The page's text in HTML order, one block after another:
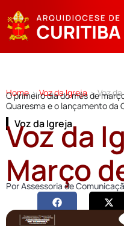
Home > Voz da Igreja > Voz
O primeiro dia do mês de
Quaresma e o lançamento da
Voz da Igreja
Voz da
Março
PorAssessoria de